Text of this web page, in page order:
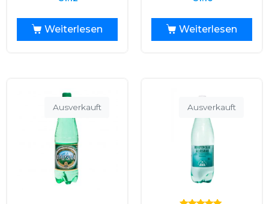
Weiterlesen Weiterlesen
Ausverkauft Ausverkauft